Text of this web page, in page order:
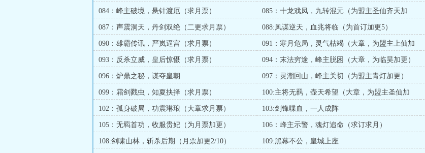
084：峰主破境，悬针渡厄（求月票）
085：十龙戏凤，九转混元（为盟主圣仙齐天加
更）
087：声震洞天，丹剑双绝（二更求月票） 088:凤谋逆天，血兆将临（为首订加更5）
090：雄霸传讯，严岚逼宫（求月票）
091：寒月危局，灵气枯竭（大章，为盟主上仙加
更）
093：反杀立威，皇后惊慑（求月票） 094：末法穷途，峰主脱困（大章，为临昊加更）
096：炉鼎之秘，谋夺皇朝 097：灵潮回山，峰主关切（为盟主青灯加更）
099：霜剑戮虫，知夏抉择（求月票）
100:主将无羁，壶天希望（大章，为盟主圣仙加
更）
102：孤身破局，功震琳琅（大章求月票） 103:剑锋喋血，一人成阵
105：无羁首功，收服贵妃（为月票加更） 106：峰主示警，魂灯追命（求订求月）
108:剑啸山林，斩杀后期（月票加更2/10） 109:黑幕不公，皇城上座